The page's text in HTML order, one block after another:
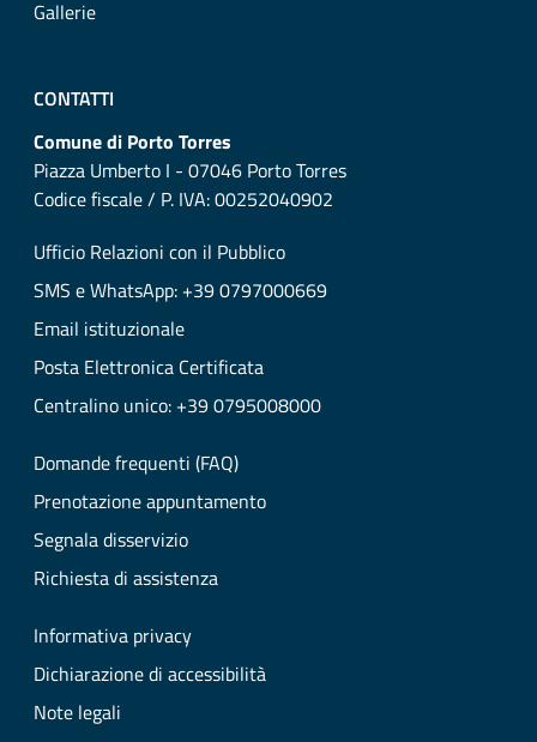
Gallerie
CONTATTI
Comune di Porto Torres
Piazza Umberto I - 07046 Porto Torres
Codice fiscale / P. IVA: 00252040902
Ufficio Relazioni con il Pubblico
SMS e WhatsApp: +39 0797000669
Email istituzionale
Posta Elettronica Certificata
Centralino unico: +39 0795008000
Domande frequenti (FAQ)
Prenotazione appuntamento
Segnala disservizio
Richiesta di assistenza
Informativa privacy
Dichiarazione di accessibilità
Note legali